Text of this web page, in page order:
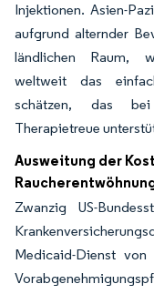
Injektionen. Asien-
aufgrund alternder
ländlichen Raum,
weltweit das
schätzen, das bei
Therapietreue
Ausweitung der
Zwanzig US-
Medicaid-Dienst